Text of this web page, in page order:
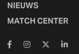
NIEUWS
MATCH CENTER